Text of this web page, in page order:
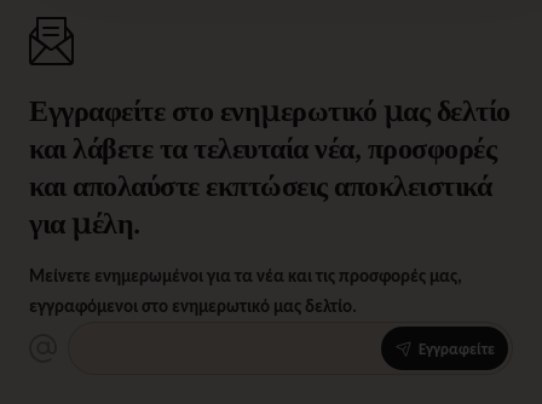
Εγγραφείτε στο ενημερωτικό μας δελτίο
και λάβετε τα τελευταία νέα, προσφορές
και απολαύστε εκπτώσεις αποκλειστικά
για μέλη.
Μείνετε ενημερωμένοι για τα νέα και τις προσφορές μας,
εγγραφόμενοι στο ενημερωτικό μας δελτίο.
Εγγραφείτε